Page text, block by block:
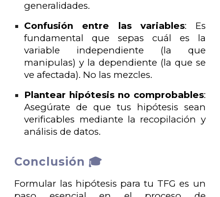
generalidades.
Confusión entre las variables: Es
fundamental que sepas cuál es la
variable independiente (la que
manipulas) y la dependiente (la que se
ve afectada). No las mezcles.
Plantear hipótesis no comprobables:
Asegúrate de que tus hipótesis sean
verificables mediante la recopilación y
análisis de datos.
Conclusión 🎓
Formular las hipótesis para tu TFG es un